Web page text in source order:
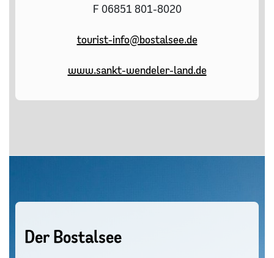
F 06851 801-8020
tourist-info@bostalsee.de
www.sankt-wendeler-land.de
Der Bostalsee